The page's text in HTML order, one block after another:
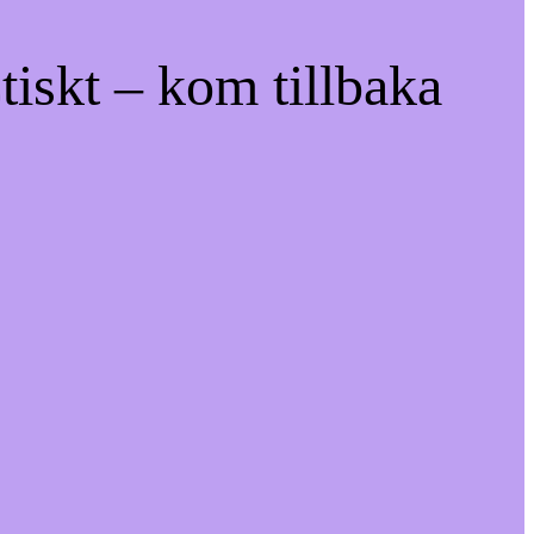
– kom tillbaka